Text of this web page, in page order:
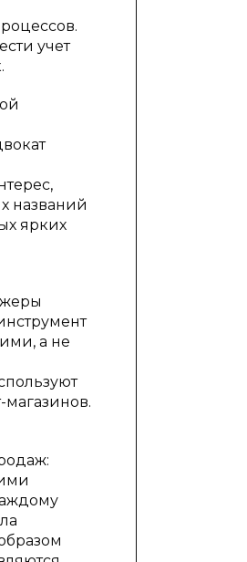
учет
названий
ярких
а не